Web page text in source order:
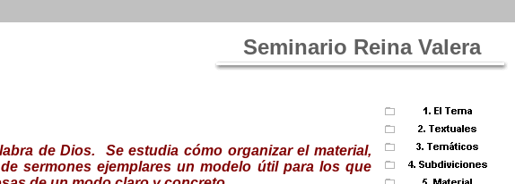
Seminario Reina Valera
de Dios. Se estudia cómo organizar el material,
sermones ejemplares un modelo útil para los que